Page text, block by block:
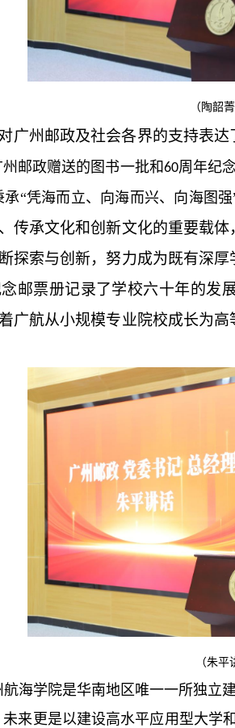
（陶韶
广州邮政及社会各界的支持表达
邮政赠送的图书一批和60周年纪
“凭海而立、向海而兴、向海图
传承文化和创新文化的重要载体
探索与创新， 努力成为既有深厚
邮票册记录了学校六十年的发
广航从小规模专业院校成长为高
（朱平
海学院是华南地区唯一一所独立
来更是以建设高水平应用型大学